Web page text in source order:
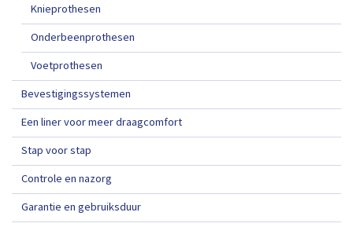
Knieprothesen
Onderbeenprothesen
Voetprothesen
Bevestigingssystemen
Een liner voor meer draagcomfort
Stap voor stap
Controle en nazorg
Garantie en gebruiksduur